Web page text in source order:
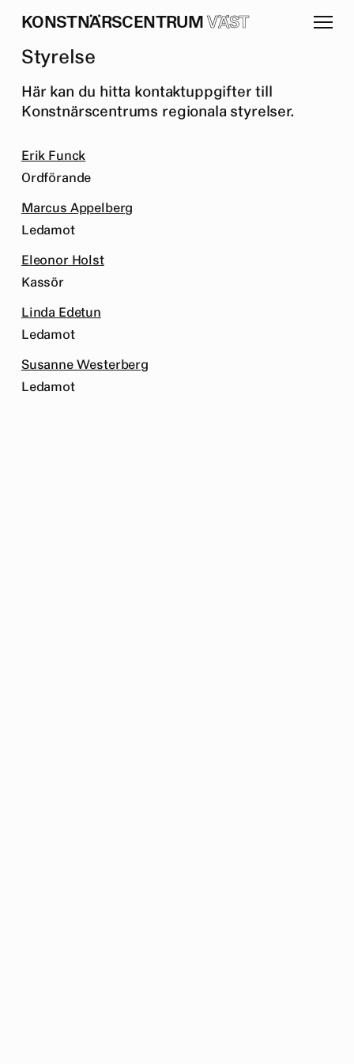
KONSTNÄRSCENTRUM VÄST
Styrelse
Här kan du hitta kontaktuppgifter till
Konstnärscentrums regionala styrelser.
Erik Funck
Ordförande
Marcus Appelberg
Ledamot
Eleonor Holst
Kassör
Linda Edetun
Ledamot
Susanne Westerberg
Ledamot